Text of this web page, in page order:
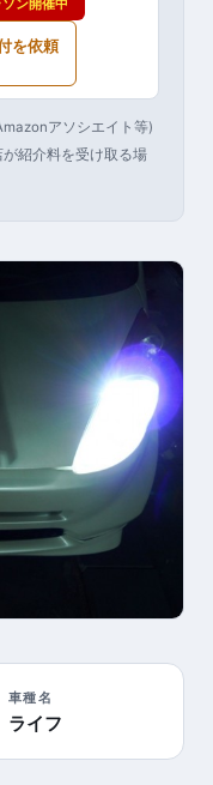
ン開催中
を依頼
アソシエイト等)
紹介料を受け取る場
車種名
ライフ